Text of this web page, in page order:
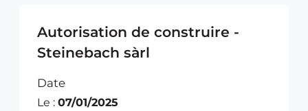
Autorisation de construire -
Steinebach sàrl
Date
Le : 07/01/2025